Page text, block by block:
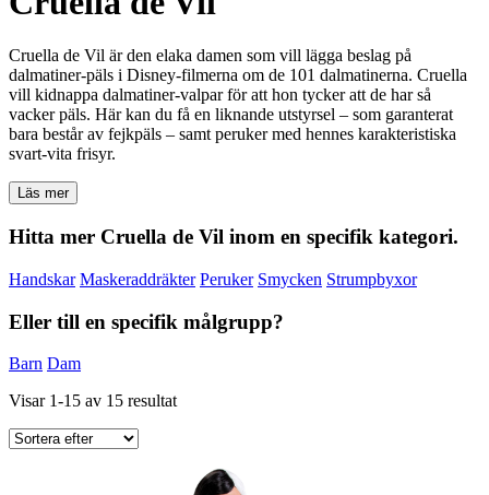
Cruella de Vil är den elaka damen som vill lägga beslag på
dalmatiner-päls i Disney-filmerna om de 101 dalmatinerna. Cruella
vill kidnappa dalmatiner-valpar för att hon tycker att de har så
vacker päls. Här kan du få en liknande utstyrsel – som garanterat
bara består av fejkpäls – samt peruker med hennes karakteristiska
svart-vita frisyr.
Läs mer
Hitta mer Cruella de Vil inom en specifik kategori.
Handskar Maskeraddräkter Peruker Smycken Strumpbyxor
Eller till en specifik målgrupp?
Barn Dam
Visar 1-15 av 15 resultat